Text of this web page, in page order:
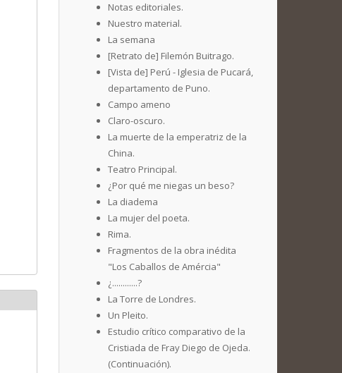
Notas editoriales.
Nuestro material.
La semana
[Retrato de] Filemón Buitrago.
[Vista de] Perú - Iglesia de Pucará,
departamento de Puno.
Campo ameno
Claro-oscuro.
La muerte de la emperatriz de la
China.
Teatro Principal.
¿Por qué me niegas un beso?
La diadema
La mujer del poeta.
Rima.
Fragmentos de la obra inédita
"Los Caballos de Amércia"
¿............?
La Torre de Londres.
Un Pleito.
Estudio crítico comparativo de la
Cristiada de Fray Diego de Ojeda.
(Continuación).